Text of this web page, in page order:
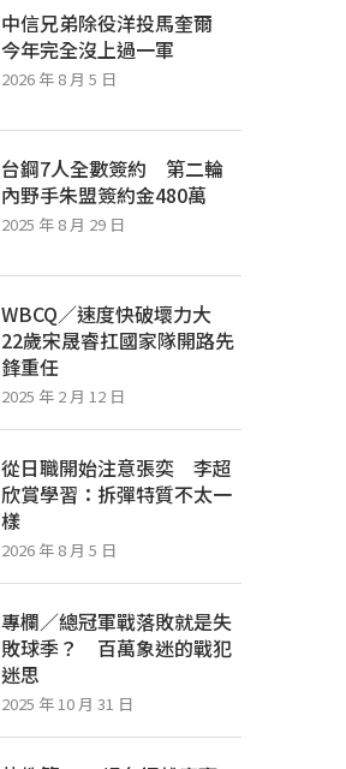
中信兄弟除役洋投馬奎爾
今年完全沒上過一軍
2026 年 8 月 5 日
台鋼7人全數簽約 第二輪
內野手朱盟簽約金480萬
2025 年 8 月 29 日
WBCQ／速度快破壞力大
22歲宋晟睿扛國家隊開路先
鋒重任
2025 年 2 月 12 日
從日職開始注意張奕 李超
欣賞學習：拆彈特質不太一
樣
2026 年 8 月 5 日
專欄／總冠軍戰落敗就是失
敗球季？ 百萬象迷的戰犯
迷思
2025 年 10 月 31 日